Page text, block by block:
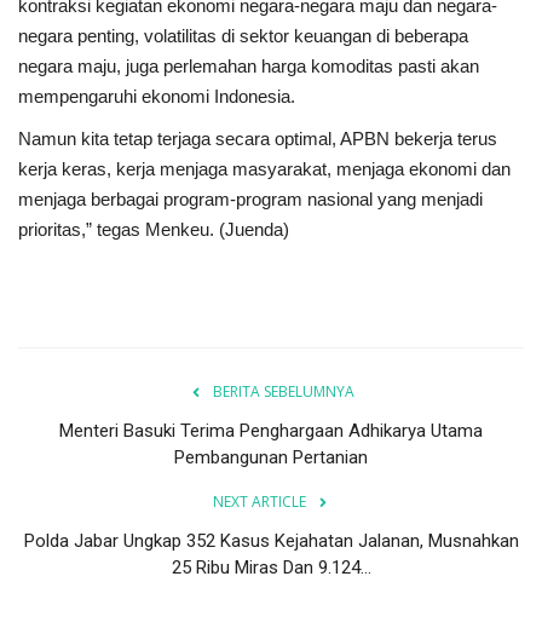
kontraksi kegiatan ekonomi negara-negara maju dan negara-
negara penting, volatilitas di sektor keuangan di beberapa
negara maju, juga perlemahan harga komoditas pasti akan
mempengaruhi ekonomi Indonesia.
Namun kita tetap terjaga secara optimal, APBN bekerja terus
kerja keras, kerja menjaga masyarakat, menjaga ekonomi dan
menjaga berbagai program-program nasional yang menjadi
prioritas,” tegas Menkeu. (Juenda)
BERITA SEBELUMNYA
Menteri Basuki Terima Penghargaan Adhikarya Utama
Pembangunan Pertanian
NEXT ARTICLE
Polda Jabar Ungkap 352 Kasus Kejahatan Jalanan, Musnahkan
25 Ribu Miras Dan 9.124...